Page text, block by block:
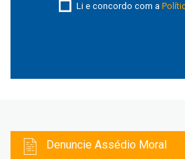
Li e concordo com a
Denuncie Assédio Moral